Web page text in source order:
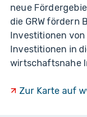
neue
die GRW fördern
Investitionen
Investitionen in
wirtschaftsnahe
Zur Karte auf